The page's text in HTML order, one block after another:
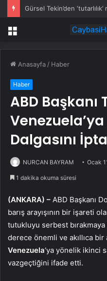
Menü
Anasayfa / Haber
Haber
ABD Başkanı
Venezuela’ya
Dalgasını
NURCAN BAYRAM Ocak
1 dakika okuma süresi
(ANKARA) – ABD Başkanı
barış arayışının bir işareti
tutukluyu serbest bırakmaya
derece önemli ve akıllıca
Venezuela‘ya yönelik ikinci
vazgeçtiğini ifade etti.